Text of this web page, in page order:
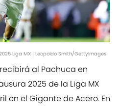
Liga MX | Leopoldo Smith/GettyImages
al Pachuca en
2025 de la Liga MX
en el Gigante de Acero. En